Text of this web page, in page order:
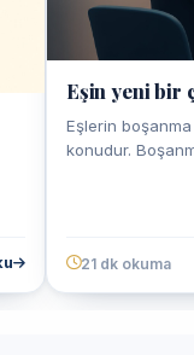
Eşin yeni bir
Eşlerin
konudur.
21 dk okuma